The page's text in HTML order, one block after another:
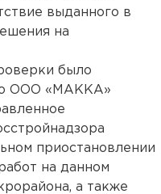
выданного в
на
было
ООО «МАККА»
приостановлении
на данном
а также